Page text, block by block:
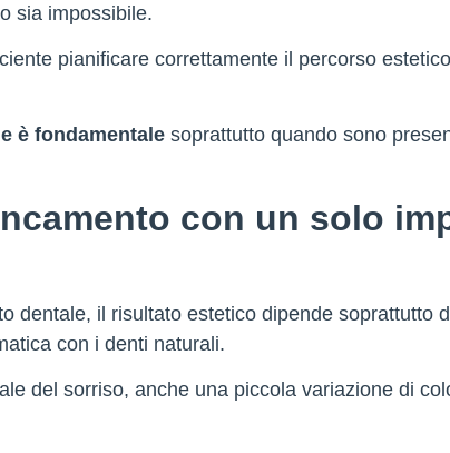
sia impossibile.
pianificare correttamente il percorso
è fondamentale soprattutto quando sono
con un solo
dentale, il risultato estetico dipende soprattutto
con i denti naturali.
del sorriso, anche una piccola variazione di